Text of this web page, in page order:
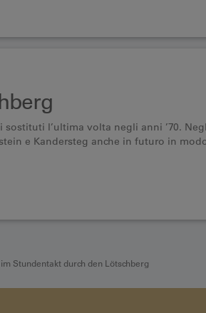
l’ultima volta negli anni ’70.
e Kandersteg anche in futuro in
Stundentakt durch den Lötschberg